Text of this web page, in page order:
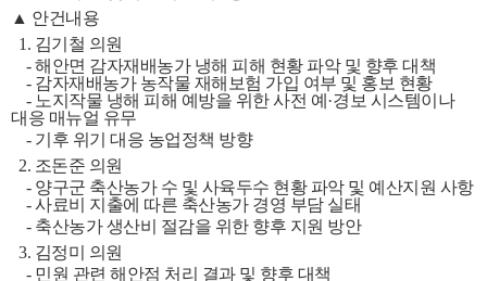
▲ 안건내용
1. 김기철 의원
- 해안면 감자재배농가 냉해 피해 현황 파악 및 향후 대책
- 감자재배농가 농작물 재해보험 가입 여부 및 홍보 현황
- 노지작물 냉해 피해 예방을 위한 사전 예 ·경보 시스템이나
대응 매뉴얼 유무
- 기후 위기 대응 농업정책 방향
2. 조돈준 의원
- 양구군 축산농가 수 및 사육두수 현황 파악 및 예산지원 사항
- 사료비 지출에 따른 축산농가 경영 부담 실태
- 축산농가 생산비 절감을 위한 향후 지원 방안
3. 김정미 의원
- 민원 관련 해안점 처리 결과 및 향후 대책